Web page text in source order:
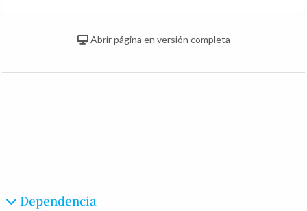
Abrir página en versión completa
Dependencia